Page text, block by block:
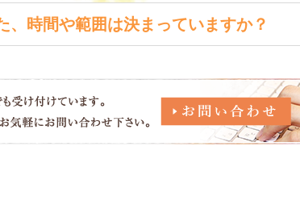
なります。
、時間や範囲は決まっていますか？
いの間でご利用者様の自宅を順番に廻って行きます。
黒磯市がご利用範囲となります。